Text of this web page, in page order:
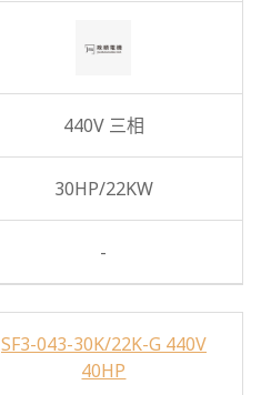
440V 三相
30HP/22KW
-
SF3-043-30K/22K-G 440V
40HP